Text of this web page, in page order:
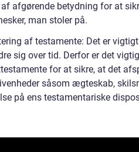
af afgørende betydning for at
man stoler på.
af testamente: Det er
sig over tid. Derfor er det
for at sikre, at det
såsom ægteskab,
på ens testamentariske